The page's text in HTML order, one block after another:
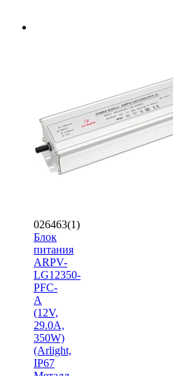
026463(1)
Блок
питания
ARPV-
LG12350-
PFC-
A
(12V,
29.0A,
350W)
(Arlight,
IP67